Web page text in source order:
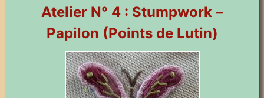
Atelier N° 4 : Stumpwork –
Papilon (Points de Lutin)